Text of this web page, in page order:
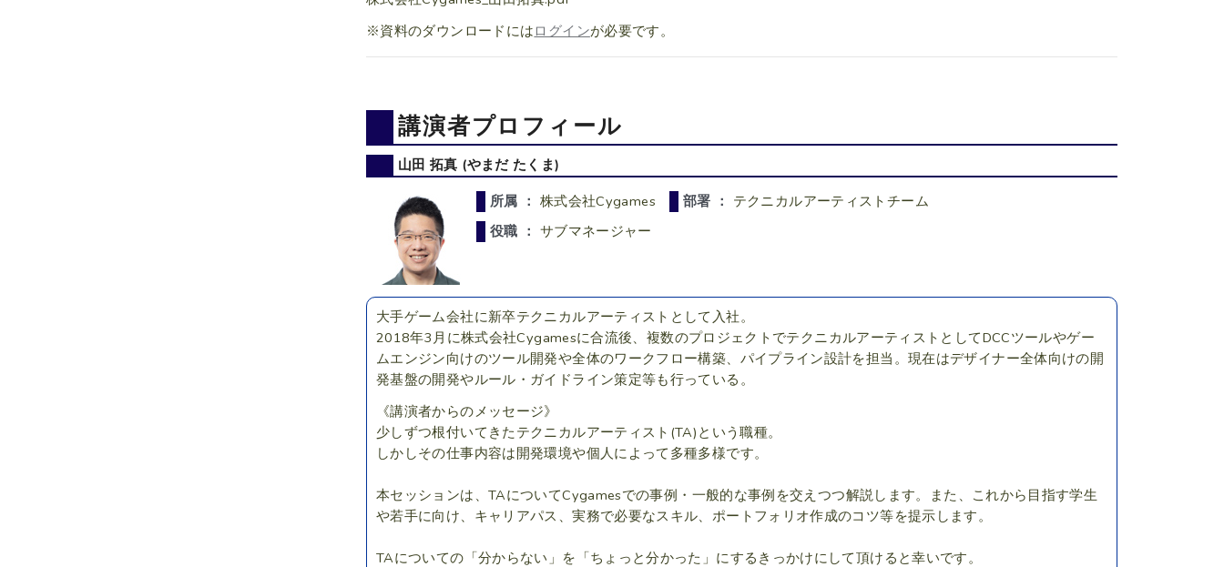
※資料のダウンロードには ログインが必要です。
講演者プロフィール
山田 拓真 (やまだ たくま)
所属 ： 株式会社Cygames 部署 ： テクニカルアーティストチーム
役職 ： サブマネージャー
大手ゲーム会社に新卒テクニカルアーティストとして入社。
2018年3月に株式会社Cygamesに合流後、複数のプロジェクトでテクニカルアーティストとしてDCCツールやゲー
ムエンジン向けのツール開発や全体のワークフロー構築、パイプライン設計を担当。 現在はデザイナー全体向けの開
発基盤の開発やルール・ガイドライン策定等も行っている。
《講演者からのメッセージ》
少しずつ根付いてきたテクニカルアーティスト(TA)という職種。
しかしその仕事内容は開発環境や個人によって多種多様です。
本セッションは、TAについてCygamesでの事例・一般的な事例を交えつつ解説します。
また、これから目指す学生
や若手に向け、キャリアパス、実務で必要なスキル、 ポートフォリオ作成のコツ等を提示します。
TAについての「分からない」を「ちょっと分かった」にするきっかけにして頂けると幸いです。